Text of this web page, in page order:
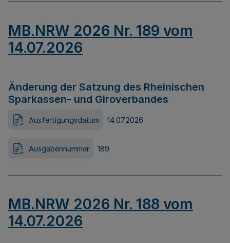
MB.NRW 2026 Nr. 189 vom
14.07.2026
Änderung der Satzung des Rheinischen
Sparkassen- und Giroverbandes
Ausfertigungsdatum 14.07.2026
Ausgabennummer 189
MB.NRW 2026 Nr. 188 vom
14.07.2026